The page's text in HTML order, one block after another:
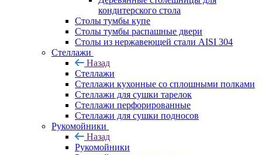
кондитерского стола
Столы тумбы купе
Столы тумбы распашные двери
Столы из нержавеющей стали AISI 304
Стеллажи
Назад
Стеллажи
Стеллажи кухонные со сплошными полками
Стеллажи для сушки тарелок
Стеллажи перфорированные
Стеллажи для сушки подносов
Рукомойники
Назад
Рукомойники